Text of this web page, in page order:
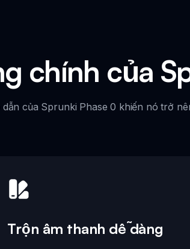
chính của
của Sprunki Phase 0 khiến nó trở
Trộn âm thanh dễ dàng